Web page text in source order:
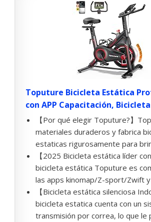
Toputure Bicicleta Estática
con APP Capacitación,
【Por qué elegir Toputure?】
materiales duraderos y fabrica
estaticas rigurosamente para
【2025 Bicicleta estática líder
bicicleta estática Toputure es
las apps kinomap/Z-sport/Zwift y
【Bicicleta estática silenciosa
bicicleta estatica cuenta con un
transmisión por correa, lo que le